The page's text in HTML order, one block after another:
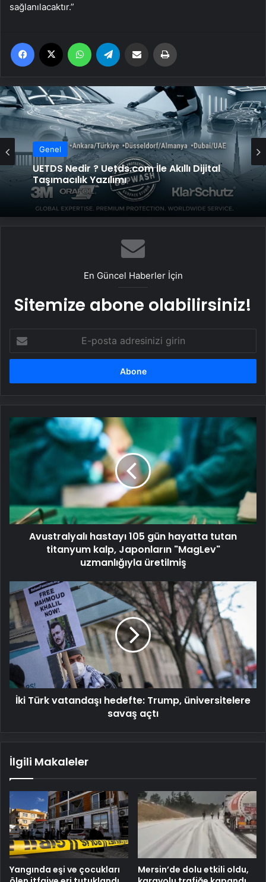
sağlanılacaktır.”
Facebook WhatsApp Email'den paylaş
Genel
UETDS Nedir ? Uetds.com İle Akıllı Dijital
Taşımacılık Yazılımı
En Güncel Haberler İçin
Sitemize abone olabilirsiniz!
posta
adresinizi
Avustralyalı
hastayı
105
titanyum
kalp,
Japonların
"MagLev"
uzmanlığıyla
Avustralyalı hastayı 105 gün hayatta tutan
titanyum kalp, Japonların "MagLev"
uzmanlığıyla üretilmiş
Türk
vatandaşı
hedefte:
Trump,
üniversitelere
savaş
İki Türk vatandaşı hedefte: Trump, üniversitelere
savaş açtı
İlgili Makaleler
Yangında eşi ve çocukları
Mersin’de dolu etkili oldu,